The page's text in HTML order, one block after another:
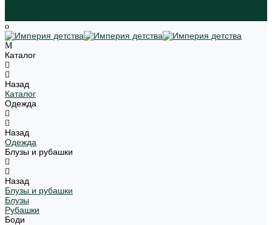
Каталог
Назад
Каталог
Одежда
Назад
Одежда
Блузы и рубашки
Назад
Блузы и рубашки
Блузы
Рубашки
Боди